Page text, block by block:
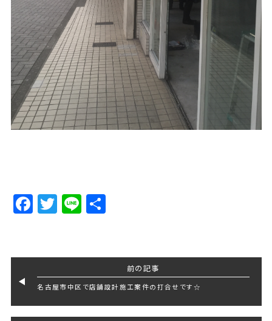
Facebook
Twitter
LineShare
前の記事
名古屋市中区で店舗設計施工案件の打合せです☆